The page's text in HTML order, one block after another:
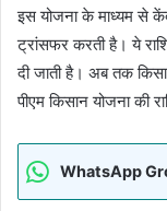
इस योजना के माध्यम से
ट्रांसफर करती है। ये
दी जाती है। अब तक
पीएम किसान योजना की
WhatsApp